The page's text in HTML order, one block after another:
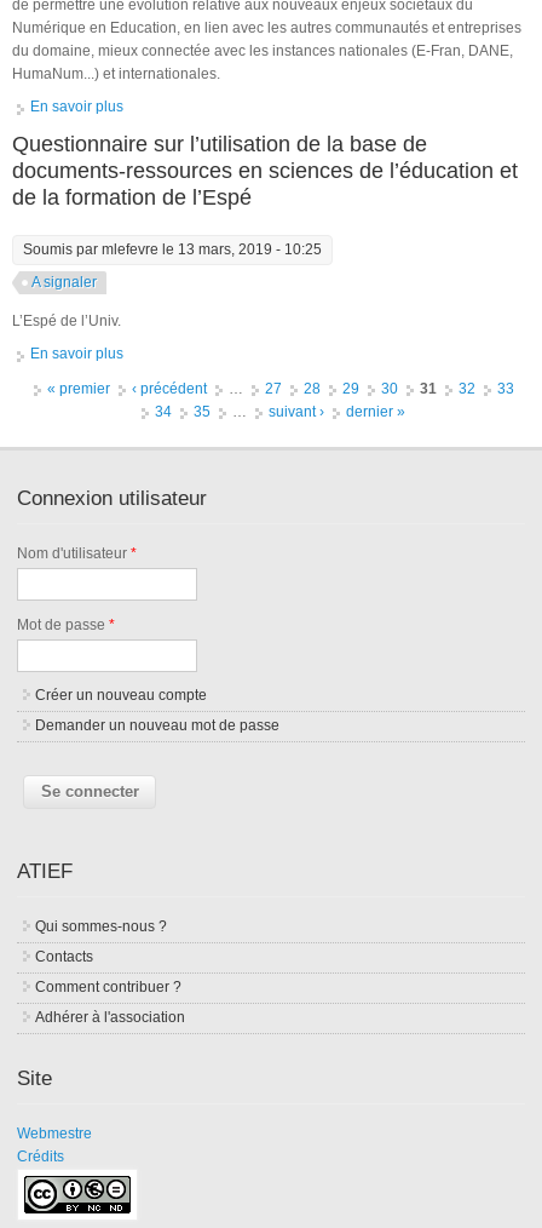
de permettre une évolution relative aux nouveaux enjeux sociétaux du
Numérique en Education, en lien avec les autres communautés et entreprises
du domaine, mieux connectée avec les instances nationales (E-Fran, DANE,
HumaNum...) et internationales.
En savoir plus
Questionnaire sur l’utilisation de la base de
documents-ressources en sciences de l’éducation et
de la formation de l’Espé
Soumis par mlefevre le 13 mars, 2019 - 10:25
A signaler
L’Espé de l’Univ.
En savoir plus
formation de l’Espé
Pages« premier ‹ précédent … 27 28 29 30 31 32
33
34
35 … suivant › dernier »
Connexion utilisateur
Nom d'utilisateur*
Mot de passe*
Créer un nouveau compte
Demander un nouveau mot de passe
ATIEF
Qui sommes-nous ?
Contacts
Comment contribuer ?
Adhérer à l'association
Site
Webmestre
Crédits